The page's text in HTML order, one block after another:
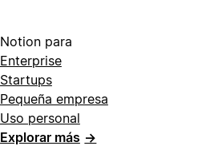
Notion para
Enterprise
Startups
Pequeña empresa
Uso personal
Explorar más →